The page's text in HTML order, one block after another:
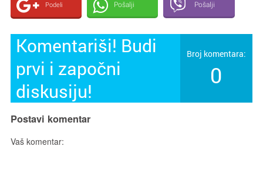
Podeli Pošalji Pošalji
Komentariši! Budi
prvi i započni
diskusiju!
Broj komentara:
0
Postavi komentar
Vaš komentar: